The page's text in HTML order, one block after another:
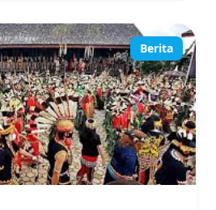
Berita